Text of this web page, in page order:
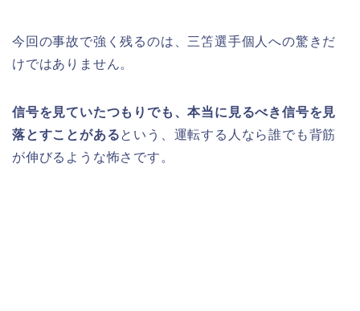
今回の事故で強く残るのは、三笘選手個人への驚きだ
けではありません。
信号を見ていたつもりでも、本当に見るべき信号を見
落とすことがあるという、運転する人なら誰でも背筋
が伸びるような怖さです。